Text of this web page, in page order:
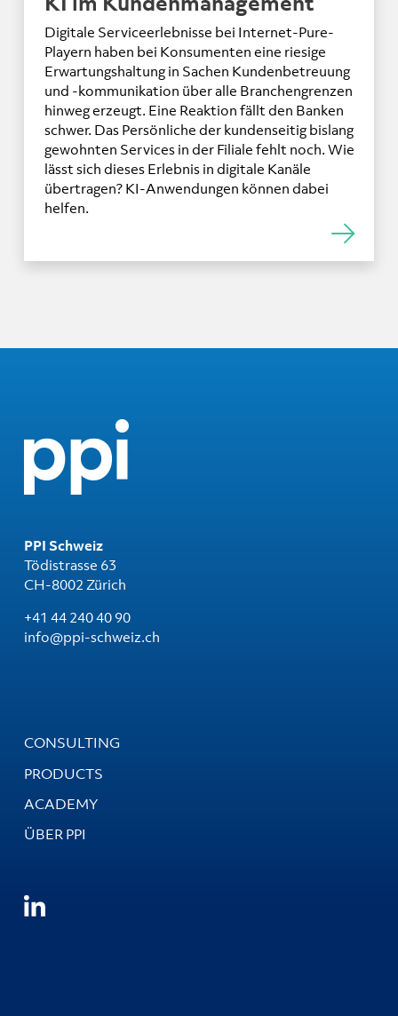
Digitale Serviceerlebnisse bei Internet-Pure-
Playern haben bei Konsumenten eine riesige
Erwartungshaltung in Sachen Kundenbetreuung
und -kommunikation über alle Branchengrenzen
hinweg erzeugt. Eine Reaktion fällt den Banken
schwer. Das Persönliche der kundenseitig bislang
gewohnten Services in der Filiale fehlt noch. Wie
lässt sich dieses Erlebnis in digitale Kanäle
übertragen? KI-Anwendungen können dabei
helfen.
PPI Schweiz
Tödistrasse 63
CH-8002 Zürich
+41 44 240 40 90
info@ppi-schweiz.ch
CONSULTING
PRODUCTS
ACADEMY
ÜBER PPI